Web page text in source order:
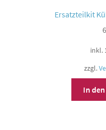
Ersatzteilkit
inkl.
zzgl.
In